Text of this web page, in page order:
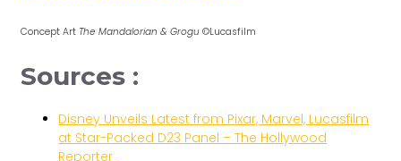
Concept Art The Mandalorian & Grogu©Lucasfilm
Sources :
Disney Unveils Latest from Pixar, Marvel, Lucasfilm
at Star-Packed D23 Panel – The Hollywood
Reporter